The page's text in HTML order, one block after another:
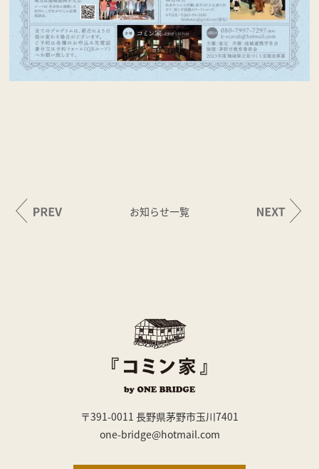
お知らせ一覧
〒391-0011 長野県茅野市玉川7401
one-bridge@hotmail.com